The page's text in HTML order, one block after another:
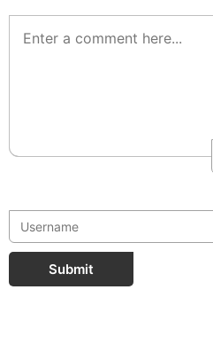
Submit